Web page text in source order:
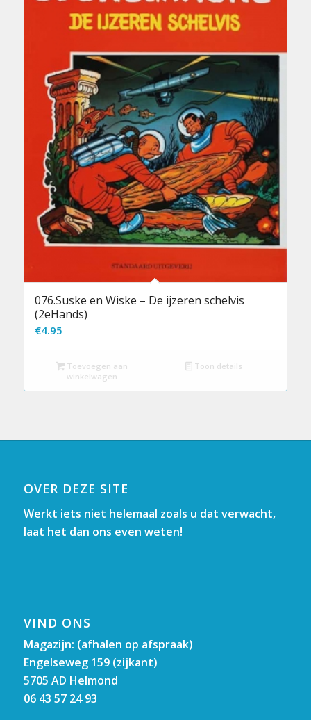
076.Suske en Wiske – De ijzeren schelvis
(2eHands)
€4.95
Toevoegen aan
winkelwagen
Toon details
OVER DEZE SITE
Werkt iets niet helemaal zoals u dat verwacht,
laat het dan ons even weten!
VIND ONS
Magazijn: (afhalen op afspraak)
Engelseweg 159 (zijkant)
5705 AD Helmond
06 43 57 24 93